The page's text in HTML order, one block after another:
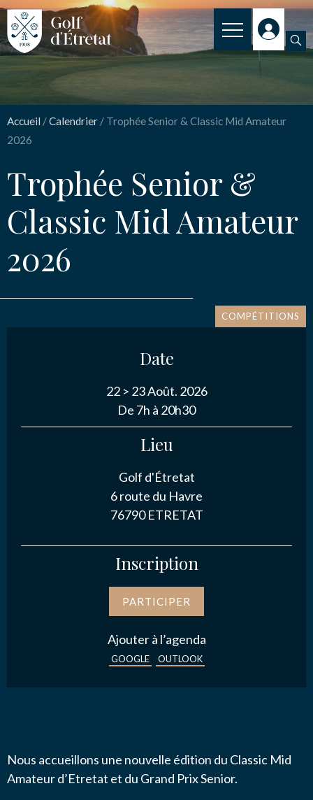
Accueil /Calendrier / Trophée Senior & Classic Mid Amateur
2026
Trophée Senior &
Classic Mid Amateur
2026
COMPÉTITIONS
Date
22 > 23 Août. 2026
De 7h à 20h30
Lieu
Golf d'Étretat
6 route du Havre
76790 ETRETAT
Inscription
PARTICIPER
Ajouter à l’agenda
GOOGLE OUTLOOK
Nous accueillons une nouvelle édition du Classic Mid
Amateur d’Etretat et du Grand Prix Senior.
CLUB
CLUB HOUSE
NOS TARIFS
SPORT
ENSEIGNEMENT
INSCRIPTION
Trophée Senior &
Classic Mid Amateur
2026
Nom
Email *
ETRETAT à enregistrer mes données.
ENVOYER MA DEMANDE